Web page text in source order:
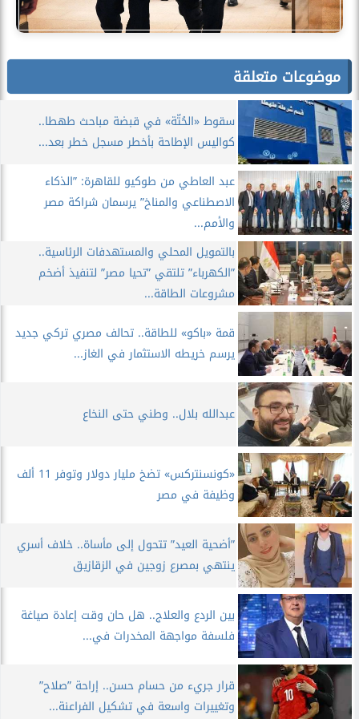
موضوعات متعلقة
سقوط «الحُتّة» في قبضة مباحث طهطا..
كواليس الإطاحة بأخطر مسجل خطر بعد...
عبد العاطي من طوكيو للقاهرة: ”الذكاء
الاصطناعي والمناخ” يرسمان شراكة مصر
والأمم...
​بالتمويل المحلي والمستهدفات الرئاسية..
”الكهرباء” تلتقي ”تحيا مصر” لتنفيذ أضخم
مشروعات الطاقة...
قمة «باكو» للطاقة.. تحالف مصري تركي جديد
يرسم خريطه الاستثمار في الغاز...
عبدالله بلال.. وطني حتى النخاع
​«كونسنتركس» تضخ مليار دولار وتوفر 11 ألف
وظيفة في مصر
”أضحية العيد” تتحول إلى مأساة.. خلاف أسري
ينتهي بمصرع زوجين في الزقازيق
بين الردع والعلاج.. هل حان وقت إعادة صياغة
فلسفة مواجهة المخدرات في...
قرار جريء من حسام حسن.. إراحة ”صلاح”
وتغييرات واسعة في تشكيل الفراعنة...